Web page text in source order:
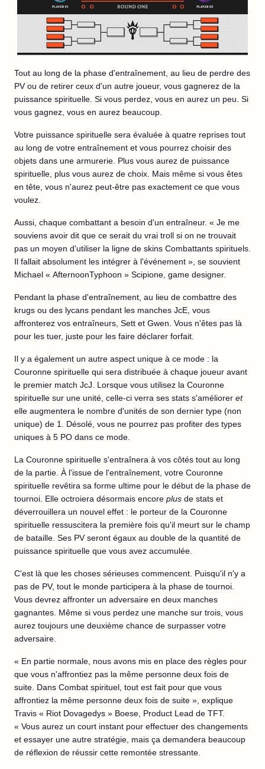
Tout au long de la phase d'entraînement, au lieu de perdre des
PV ou de retirer ceux d'un autre joueur, vous gagnerez de la
puissance spirituelle. Si vous perdez, vous en aurez un peu. Si
vous gagnez, vous en aurez beaucoup.
Votre puissance spirituelle sera évaluée à quatre reprises tout
au long de votre entraînement et vous pourrez choisir des
objets dans une armurerie. Plus vous aurez de puissance
spirituelle, plus vous aurez de choix. Mais même si vous êtes
en tête, vous n'aurez peut-être pas exactement ce que vous
voulez.
Aussi, chaque combattant a besoin d'un entraîneur. « Je me
souviens avoir dit que ce serait du vrai troll si on ne trouvait
pas un moyen d'utiliser la ligne de skins Combattants spirituels.
Il fallait absolument les intégrer à l'événement », se souvient
Michael « AfternoonTyphoon » Scipione, game designer.
Pendant la phase d'entraînement, au lieu de combattre des
krugs ou des lycans pendant les manches JcE, vous
affronterez vos entraîneurs, Sett et Gwen. Vous n'êtes pas là
pour les tuer, juste pour les faire déclarer forfait.
Il y a également un autre aspect unique à ce mode : la
Couronne spirituelle qui sera distribuée à chaque joueur avant
le premier match JcJ. Lorsque vous utilisez la Couronne
spirituelle sur une unité, celle-ci verra ses stats s'améliorer et
elle augmentera le nombre d'unités de son dernier type (non
unique) de 1. Désolé, vous ne pourrez pas profiter des types
uniques à 5 PO dans ce mode.
La Couronne spirituelle s'entraînera à vos côtés tout au long
de la partie. À l'issue de l'entraînement, votre Couronne
spirituelle revêtira sa forme ultime pour le début de la phase de
tournoi. Elle octroiera désormais encore plus de stats et
déverrouillera un nouvel effet : le porteur de la Couronne
spirituelle ressuscitera la première fois qu'il meurt sur le champ
de bataille. Ses PV seront égaux au double de la quantité de
puissance spirituelle que vous avez accumulée.
C'est là que les choses sérieuses commencent. Puisqu'il n'y a
pas de PV, tout le monde participera à la phase de tournoi.
Vous devrez affronter un adversaire en deux manches
gagnantes. Même si vous perdez une manche sur trois, vous
aurez toujours une deuxième chance de surpasser votre
adversaire.
« En partie normale, nous avons mis en place des règles pour
que vous n'affrontiez pas la même personne deux fois de
suite. Dans Combat spirituel, tout est fait pour que vous
affrontiez la même personne deux fois de suite », explique
Travis « Riot Dovagedys » Boese, Product Lead de TFT.
« Vous aurez un court instant pour effectuer des changements
et essayer une autre stratégie, mais ça demandera beaucoup
de réflexion de réussir cette remontée stressante.